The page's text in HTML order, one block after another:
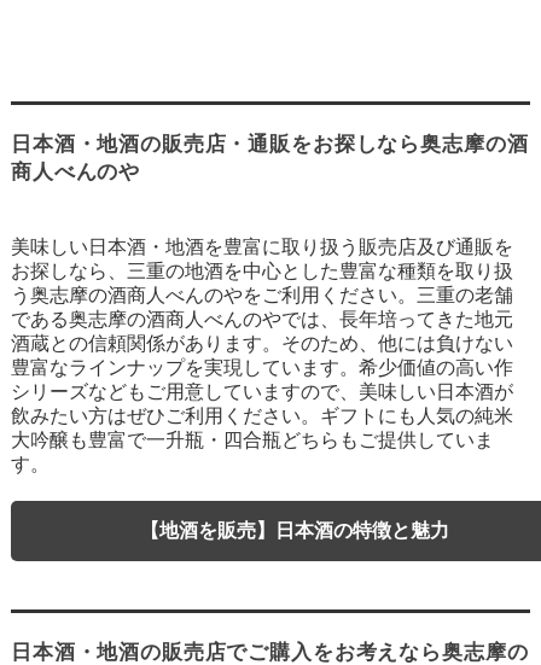
日本酒・地酒の販売店・通販をお探しなら奥志摩の酒
商人べんのや
美味しい日本酒・地酒を豊富に取り扱う販売店及び通販を
お探しなら、三重の地酒を中心とした豊富な種類を取り扱
う奥志摩の酒商人べんのやをご利用ください。三重の老舗
である奥志摩の酒商人べんのやでは、長年培ってきた地元
酒蔵との信頼関係があります。そのため、他には負けない
豊富なラインナップを実現しています。希少価値の高い作
シリーズなどもご用意していますので、美味しい日本酒が
飲みたい方はぜひご利用ください。ギフトにも人気の純米
大吟醸も豊富で一升瓶・四合瓶どちらもご提供していま
す。
【地酒を販売】日本酒の特徴と魅力
日本酒・地酒の販売店でご購入をお考えなら奥志摩の